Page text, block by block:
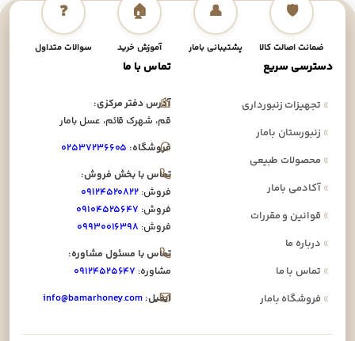
🛡️
ضمانت اصالت کالا
👤
پشتیبانی بامار
🏠
آموزش خرید
❓
سوالات متداول
دسترسی سریع
»تجهیزات زنبورداری
»زنبورستان بامار
»محصولات طبیعی
»آکادمی بامار
»قوانین و مقررات
»درباره ما
»تماس با ما
»فروشگاه بامار
تماس با ما
آدرس دفتر مرکزی:
قم، شهرک قائم، عسل بامار
فروشگاه: ۰۲۵۳۷۲۳۶۶۰۵
تماس با بخش فروش:
فروش: ۰۹۱۲۴۵۲۰۸۲۲
فروش: ۰۹۱۰۴۵۲۵۶۴۷
فروش: ۰۹۹۳۰۰۱۶۳۹۸
تماس با مسئول مشاوره:
مشاوره: ۰۹۱۲۴۵۲۵۶۴۷
ایمیل: info@bamarhoney.com